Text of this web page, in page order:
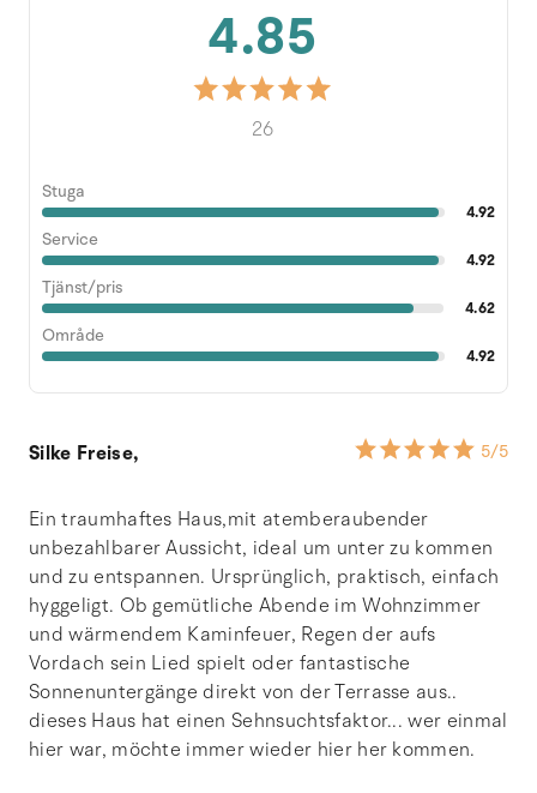
4.85
26
Stuga
4.92
Service
4.92
Tjänst/pris
4.62
Område
4.92
Silke Freise, 5/5
Ein traumhaftes Haus,mit atemberaubender
unbezahlbarer Aussicht, ideal um unter zu kommen
und zu entspannen. Ursprünglich, praktisch, einfach
hyggeligt. Ob gemütliche Abende im Wohnzimmer
und wärmendem Kaminfeuer, Regen der aufs
Vordach sein Lied spielt oder fantastische
Sonnenuntergänge direkt von der Terrasse aus..
dieses Haus hat einen Sehnsuchtsfaktor... wer einmal
hier war, möchte immer wieder hier her kommen.